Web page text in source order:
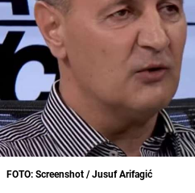
FOTO: Screenshot / Jusuf Arifagić